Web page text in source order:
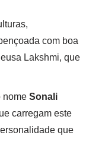
com boa
Lakshmi, que
nome Sonali
carregam este
que